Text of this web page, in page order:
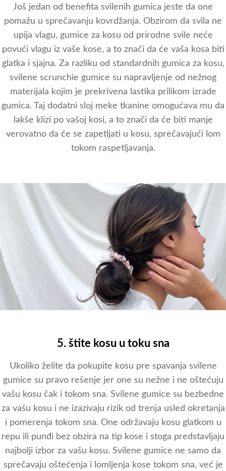
Još jedan od benefita svilenih gumica jeste da one
pomažu u sprečavanju kovrdžanja. Obzirom da svila ne
upija vlagu, gumice za kosu od prirodne svile neće
povući vlagu iz vaše kose, a to znači da će vaša kosa biti
glatka i sjajna. Za razliku od standardnih gumica za kosu,
svilene scrunchie gumice su napravljenje od nežnog
materijala kojim je prekrivena lastika prilikom izrade
gumica. Taj dodatni sloj meke tkanine omogućava mu da
lakše klizi po vašoj kosi, a to znači da će biti manje
verovatno da će se zapetljati u kosu, sprečavajući lom
tokom raspetljavanja.
5. štite kosu u toku sna
Ukoliko želite da pokupite kosu pre spavanja svilene
gumice su pravo rešenje jer one su nežne i ne oštećuju
vašu kosu čak i tokom sna. Svilene gumice su bezbedne
za vašu kosu i ne izazivaju rizik od trenja usled okretanja
i pomerenja tokom sna. One održavaju kosu glatkom u
repu ili punđi bez obzira na tip kose i stoga predstavljaju
najbolji izbor za vašu kosu. Svilene gumice ne samo da
sprečavaju oštećenja i lomljenja kose tokom sna, već je